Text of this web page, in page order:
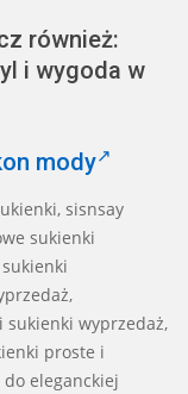
również:
i wygoda w
mody
sisnsay
sukienki
sukienki wyprzedaż,
proste i
eleganckiej